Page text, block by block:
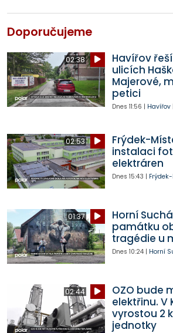
Doporučujeme
02:38
Havířov
ulicích
Majerové,
petici
Dnes 11:56 | Havířov|
02:53
Frýdek-
instalaci
elektráren
Dnes 15:43 |
01:37
Horní
památku
tragédie u
Dnes 10:24| Horní
02:44
OZO bude
elektřinu. V
vyrostou 2
jednotky